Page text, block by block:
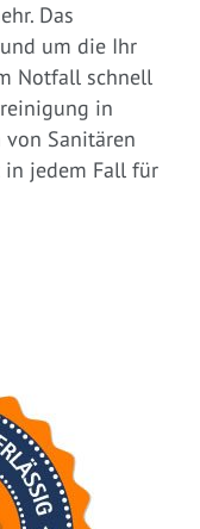
Das
um die Ihr
Notfall schnell
in
Sanitären
in jedem Fall für